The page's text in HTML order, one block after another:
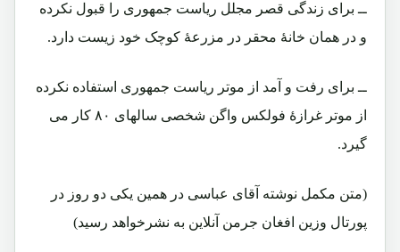
ــ برای زندگی قصر مجلل ریاست جمهوری را قبول نکرده
و در همان خانۀ محقر در مزرعۀ کوچک خود زیست دارد.
ــ برای رفت و آمد از موتر ریاست جمهوری استفاده نکرده
از موتر غرازۀ فولکس واگن شخصی سالهای ۸۰ کار می
گیرد.
(متن مکمل نوشته آقای عباسی در همین یکی دو روز در
پورتال وزین افغان جرمن آنلاین به نشرخواهد رسید)